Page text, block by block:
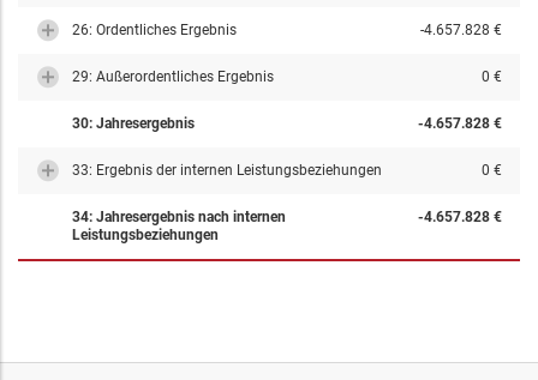
26: Ordentliches Ergebnis -4.657.828 €
29: Außerordentliches Ergebnis 0 €
30: Jahresergebnis -4.657.828 €
33: Ergebnis der internen Leistungsbeziehungen 0 €
34: Jahresergebnis nach internen
Leistungsbeziehungen
-4.657.828 €